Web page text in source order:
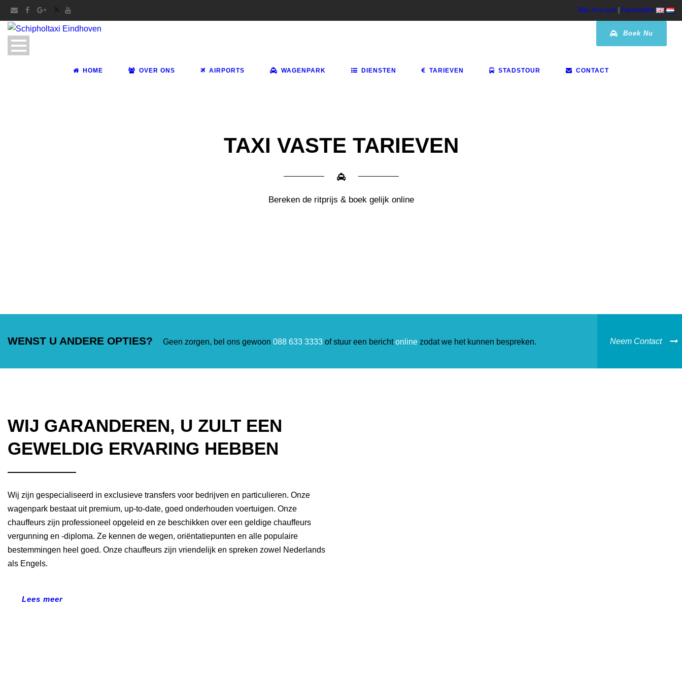
Mijn Account Aanmelden
Boek Nu
HOME OVER ONS AIRPORTS WAGENPARK DIENSTEN TARIEVEN STADSTOUR CONTACT
TAXI VASTE TARIEVEN
Bereken de ritprijs & boek gelijk online
WENST U ANDERE OPTIES? Geen zorgen, bel ons gewoon 088 633 3333 of stuur een berichtonline zodat we het kunnen bespreken. Neem Contact
WIJ GARANDEREN, U ZULT EEN
GEWELDIG ERVARING HEBBEN
Wij zijn gespecialiseerd in exclusieve transfers voor bedrijven en particulieren. Onze
wagenpark bestaat uit premium, up-to-date, goed onderhouden voertuigen. Onze
chauffeurs zijn professioneel opgeleid en ze beschikken over een geldige chauffeurs
vergunning en -diploma. Ze kennen de wegen, oriëntatiepunten en alle populaire
bestemmingen heel goed. Onze chauffeurs zijn vriendelijk en spreken zowel Nederlands
als Engels.
Lees meer